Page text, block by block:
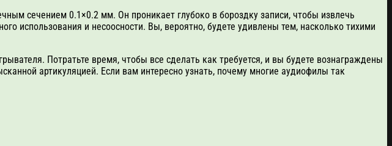
сечением 0.1×0.2 мм. Он проникает глубоко в бороздку записи, чтобы извлечь
использования и несоосности. Вы, вероятно, будете удивлены тем, насколько тихими
Потратьте время, чтобы все сделать как требуется, и вы будете вознаграждены
артикуляцией. Если вам интересно узнать, почему многие аудиофилы так